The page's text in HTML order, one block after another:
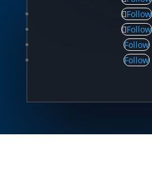
Follow
Follow
Follow
Follow